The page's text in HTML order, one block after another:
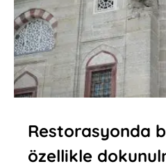
Restorasyonda
özellikle